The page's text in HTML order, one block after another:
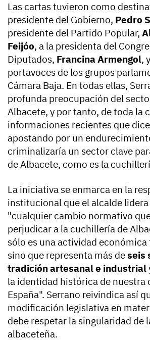
Las cartas tuvieron como
presidente del Gobierno, Pedro
presidente del Partido Popular,
Feijóo, a la presidenta del
Diputados, Francina Armengol,
portavoces de los grupos
Cámara Baja. En todas ellas,
profunda preocupación del
Albacete, y por tanto, de toda la
informaciones recientes que
apostando por un
criminalizaría un sector clave
de Albacete, como es la
La iniciativa se enmarca en la
institucional que el alcalde
"cualquier cambio normativo
perjudicar a la cuchillería de
sólo es una actividad
sino que representa más deseis
tradición artesanal e industrial
la identidad histórica de nuestra
España". Serrano reivindica así
modificación legislativa en
debe respetar la singularidad de
albaceteña.